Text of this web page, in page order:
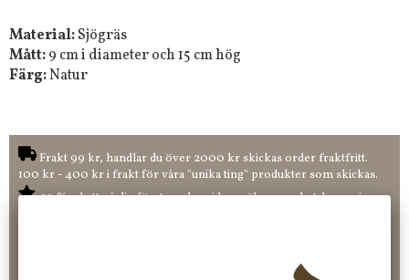
Material:Sjögräs
Mått:9 cm i diameter och 15 cm hög
Färg:Natur
Frakt 99 kr, handlar du över 2000 kr skickas order fraktfritt.
100 kr - 400 kr i frakt för våra "unika ting" produkter som skickas.
10 % rabatt på din första order vid anmälan av nyhetsbrev, via
betalningstjänster. Och du kan även välja PAYSON betalningstjänst.